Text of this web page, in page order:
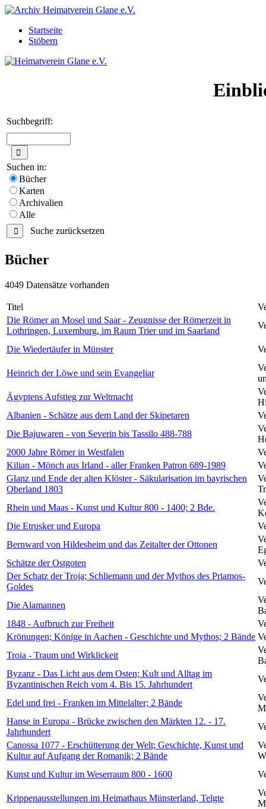
Startseite
Stöbern
Suchbegriff:
Suchen in:
Bücher
Karten
Archivalien
Alle
Suche zurücksetzen
Bücher
4049 Datensätze vorhanden
Titel
Die Römer an Mosel und Saar - Zeugnisse der Römerzeit in
Lothringen, Luxemburg, im Raum Trier und im Saarland
Die Wiedertäufer in Münster
Heinrich der Löwe und sein Evangeliar
Ägyptens Aufstieg zur Weltmacht
Albanien - Schätze aus dem Land der Skipetaren
Die Bajuwaren - von Severin bis Tassilo 488-788
2000 Jahre Römer in Westfalen
Kilian - Mönch aus Irland - aller Franken Patron 689-1989
Glanz und Ende der alten Klöster - Säkularisation im bayrischen
Oberland 1803
Rhein und Maas - Kunst und Kultur 800 - 1400; 2 Bde.
Die Etrusker und Europa
Bernward von Hildesheim und das Zeitalter der Ottonen
Schätze der Ostgoten
Der Schatz der Troja; Schliemann und der Mythos des Priamos-
Goldes
Die Alamannen
1848 - Aufbruch zur Freiheit
Krönungen; Könige in Aachen - Geschichte und Mythos; 2 Bände
Troia - Traum und Wirklickeit
Byzanz - Das Licht aus dem Osten; Kult und Alltag im
Byzantinischen Reich vom 4. Bis 15. Jahrhundert
Edel und frei - Franken im Mittelalter; 2 Bände
Hanse in Europa - Brücke zwischen den Märkten 12. - 17.
Jahrhundert
Canossa 1077 - Erschütterung der Welt; Geschichte, Kunst und
Kultur auf Aufgang der Romanik; 2 Bände
Kunst und Kultur im Weserraum 800 - 1600
Krippenausstellungen im Heimathaus Münsterland, Telgte